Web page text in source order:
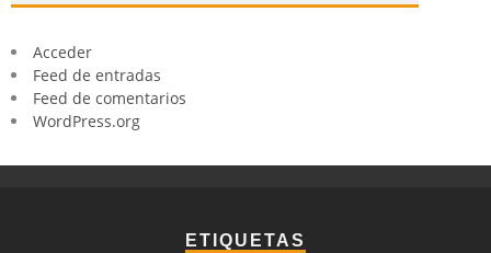
Acceder
Feed de entradas
Feed de comentarios
WordPress.org
ETIQUETAS